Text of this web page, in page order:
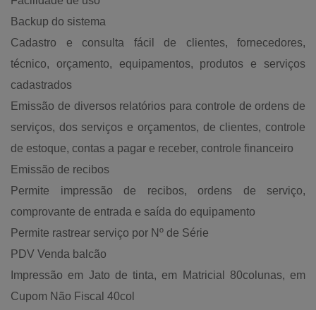
Backup do sistema
Cadastro e consulta fácil de clientes, fornecedores,
técnico, orçamento, equipamentos, produtos e serviços
cadastrados
Emissão de diversos relatórios para controle de ordens de
serviços, dos serviços e orçamentos, de clientes, controle
de estoque, contas a pagar e receber, controle financeiro
Emissão de recibos
Permite impressão de recibos, ordens de serviço,
comprovante de entrada e saída do equipamento
Permite rastrear serviço por Nº de Série
PDV Venda balcão
Impressão em Jato de tinta, em Matricial 80colunas, em
Cupom Não Fiscal 40col